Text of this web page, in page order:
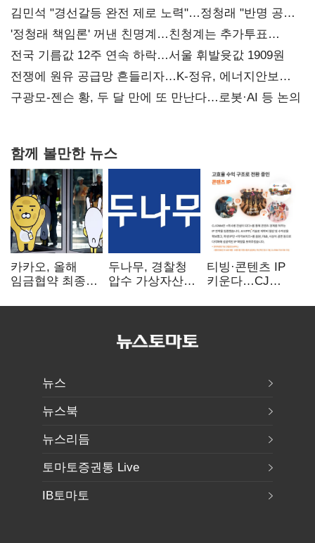
김민석 "경선갈등 완전 제로 노력"…정청래 "반명 공세
사과부터"
'정청래 책임론' 꺼낸 친명계…친청계는 추가투표
때리기
전국 기름값 12주 연속 하락…서울 휘발윳값 1909원
전쟁에 원유 공급망 흔들리자…K-정유, 에너지안보
핵심으로 재부상
구광모-젠슨 황, 두 달 만에 또 만난다…로봇·AI 등 논의
함께 볼만한 뉴스
카카오, 올해
임금협약 최종
인상·격려금
두나무, 경찰청
압수 가상자산
커스터디 사업
티빙·콘텐츠 IP
키운다…CJ
글로벌 확장 가속
뉴스
뉴스북
뉴스리듬
토마토증권통 Live
IB토마토